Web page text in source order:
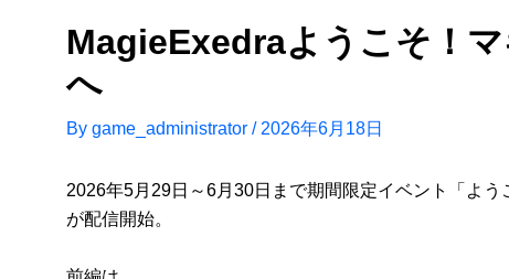
MagieExedraようこそ！
へ
By game_administrator / 2026年6月18日
2026年5月29日～6月30日まで期間限定イベント「よう
が配信開始。